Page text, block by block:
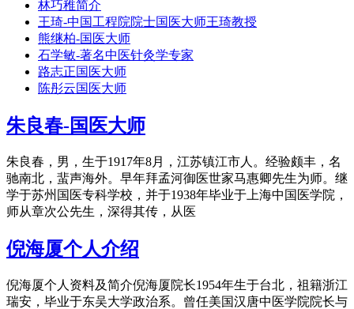
林巧稚简介
王琦-中国工程院院士国医大师王琦教授
熊继柏-国医大师
石学敏-著名中医针灸学专家
路志正国医大师
陈彤云国医大师
朱良春-国医大师
朱良春，男，生于1917年8月，江苏镇江市人。经验颇丰，名
驰南北，蜚声海外。早年拜孟河御医世家马惠卿先生为师。继
学于苏州国医专科学校，并于1938年毕业于上海中国医学院，
师从章次公先生，深得其传，从医
倪海厦个人介绍
倪海厦个人资料及简介倪海厦院长1954年生于台北，祖籍浙江
瑞安，毕业于东吴大学政治系。曾任美国汉唐中医学院院长与